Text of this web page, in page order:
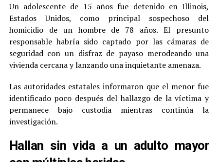
Un adolescente de 15 años fue detenido en Illinois,
Estados Unidos, como principal sospechoso del
homicidio de un hombre de 78 años. El presunto
responsable habría sido captado por las cámaras de
seguridad con un disfraz de payaso merodeando una
vivienda cercana y lanzando una inquietante amenaza.
Las autoridades estatales informaron que el menor fue
identificado poco después del hallazgo de la víctima y
permanece bajo custodia mientras continúa la
investigación.
Hallan sin vida a un adulto mayor